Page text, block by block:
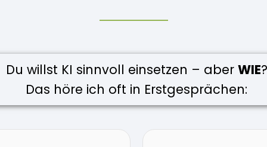
Du willst KI sinnvoll einsetzen – aber WIE?
Das höre ich oft in Erstgesprächen: